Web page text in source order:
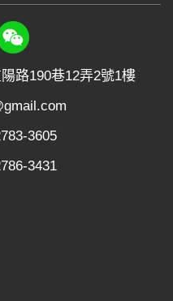
路190巷12弄2號1樓
3605
3431